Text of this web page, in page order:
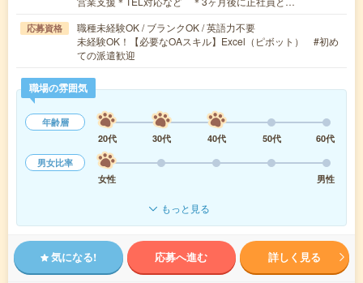
応募資格
職種未経験OK / ブランクOK / 英語力不要
未経験OK！【必要なOAスキル】Excel（ピボット） #初め
ての派遣歓迎
職場の雰囲気
年齢層
20代
30代 40代 50代
60代
男女比率
女性
男性
もっと見る
気になる! 応募へ進む 詳しく見る